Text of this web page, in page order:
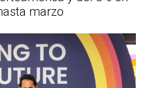
marzo